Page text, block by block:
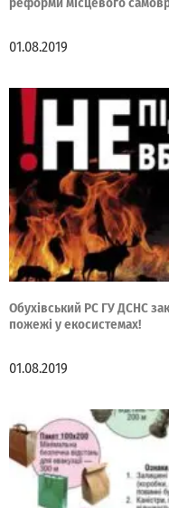
01.08.2019
Обухівський РС ГУ ДСНС
пожежі у екосистемах!
01.08.2019